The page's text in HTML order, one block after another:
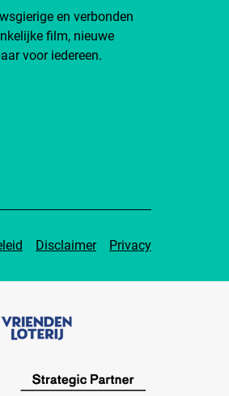
en verbonden
film, nieuwe
voor iedereen.
Disclaimer Privacy